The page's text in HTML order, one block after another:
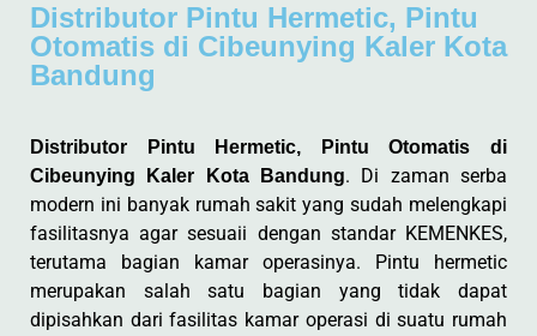
Distributor Pintu Hermetic, Pintu
Otomatis di Cibeunying Kaler Kota
Bandung
Distributor Pintu Hermetic, Pintu Otomatis di
Cibeunying Kaler Kota Bandung. Di zaman serba
modern ini banyak rumah sakit yang sudah melengkapi
fasilitasnya agar sesuaii dengan standar KEMENKES,
terutama bagian kamar operasinya. Pintu hermetic
merupakan salah satu bagian yang tidak dapat
dipisahkan dari fasilitas kamar operasi di suatu rumah